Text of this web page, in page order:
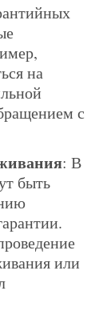
на
с
: В
быть
или